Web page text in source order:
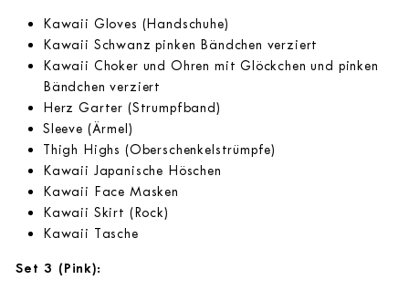
Kawaii Gloves (Handschuhe)
Kawaii Schwanz pinken Bändchen verziert
Kawaii Choker und Ohren mit Glöckchen und pinken
Bändchen verziert
Herz Garter (Strumpfband)
Sleeve (Ärmel)
Thigh Highs (Oberschenkelstrümpfe)
Kawaii Japanische Höschen
Kawaii Face Masken
Kawaii Skirt (Rock)
Kawaii Tasche
Set 3 (Pink):